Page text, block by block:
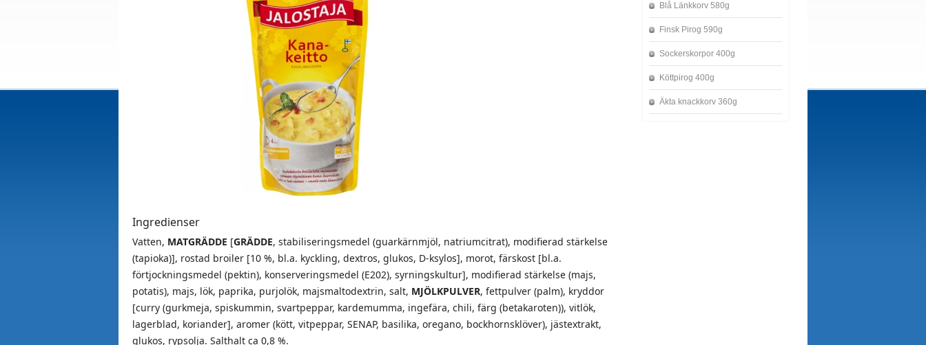
Ingredienser
Vatten, MATGRÄDDE [GRÄDDE, stabiliseringsmedel (guarkärnmjöl, natriumcitrat), modifierad stärkelse
(tapioka)], rostad broiler [10 %, bl.a. kyckling, dextros, glukos, D-ksylos], morot, färskost [bl.a.
förtjockningsmedel (pektin), konserveringsmedel (E202), syrningskultur], modifierad stärkelse (majs,
potatis), majs, lök, paprika, purjolök, majsmaltodextrin, salt, MJÖLKPULVER, fettpulver (palm), kryddor
[curry (gurkmeja, spiskummin, svartpeppar, kardemumma, ingefära, chili, färg (betakaroten)), vitlök,
lagerblad, koriander], aromer (kött, vitpeppar, SENAP, basilika, oregano, bockhornsklöver), jästextrakt,
glukos, rypsolja. Salthalt ca 0,8 %.
Blå Länkkorv 580g
Finsk Pirog 590g
Sockerskorpor 400g
Köttpirog 400g
Äkta knackkorv 360g